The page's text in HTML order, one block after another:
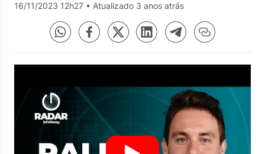
16/11/2023 12h27 • Atualizado 3 anos atrás